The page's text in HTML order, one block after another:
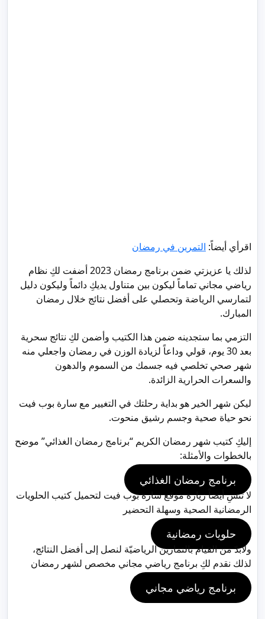
اقرأي أيضاً: التمرين في رمضان
لذلك يا عزيزتي ضمن برنامج رمضان 2023 أضفت لكِ نظام
رياضي مجاني تماماً ليكون بين متناول يديكِ دائماً وليكون دليل
لتمارسي الرياضة وتحصلي على أفضل نتائج خلال رمضان
المبارك.
التزمي بما ستجدينه ضمن هذا الكتيب وأضمن لكِ نتائج سحرية
بعد 30 يوم، قولي وداعاً لزيادة الوزن في رمضان واجعلي منه
شهر صحي تخلصي فيه جسمك من السموم والدهون
والسعرات الحرارية الزائدة.
ليكن شهر الخير هو بداية رحلتك في التغيير مع سارة بوب فيت
نحو حياة صحية وجسم رشيق منحوت.
إليكِ كتيب شهر رمضان الكريم “برنامج رمضان الغذائي” موضح
بالخطوات والأمثلة:
برنامج رمضان الغذائي
لا تنسِ أيضاً زيارة موقع سارة بوب فيت لتحميل كتيب الحلويات
الرمضانية الصحية وسهلة التحضير
حلويات رمضانية
ولابدّ من القيام بالتمارين الرياضيّة لنصل إلى أفضل النتائج،
لذلك نقدم لكِ برنامج رياضي مجاني مخصص لشهر رمضان
برنامج رياضي مجاني